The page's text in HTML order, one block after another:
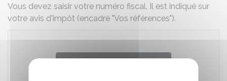
Vous devez saisir votre numéro fiscal. Il est indiqué sur
votre avis d'impôt (encadré "Vos références").
Accéder au téléservice